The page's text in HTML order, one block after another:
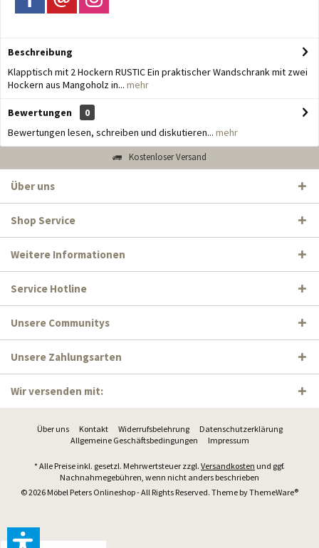
Beschreibung
Klapptisch mit 2 Hockern RUSTIC Ein praktischer Wandschrank mit zwei
Hockern aus Mangoholz in... mehr
Bewertungen
0
Bewertungen lesen, schreiben und diskutieren... mehr
Kostenloser Versand
Über uns
Shop Service
Weitere Informationen
Service Hotline
Unsere Communitys
Unsere Zahlungsarten
Wir versenden mit:
Über uns Kontakt Widerrufsbelehrung
Datenschutzerklärung
Allgemeine Geschäftsbedingungen
Impressum
* Alle Preise inkl. gesetzl. Mehrwertsteuer zzgl. Versandkosten und ggf.
Nachnahmegebühren, wenn nicht anders beschrieben
© 2026 Möbel Peters Onlineshop - All Rights Reserved. Theme byThemeWare®